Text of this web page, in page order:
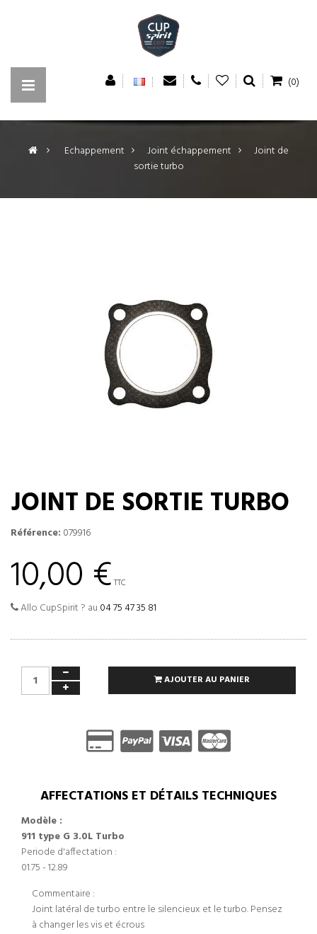
(0)
> Echappement > Joint échappement >
Joint de
sortie turbo
JOINT DE SORTIE TURBO
Référence: 079916
10,00 € TTC
Allo CupSpirit ? au 04 75 47 35 81
AJOUTER AU PANIER
AFFECTATIONS ET DÉTAILS TECHNIQUES
Modèle :
911 type G 3.0L Turbo
Periode d'affectation :
01.75 - 12.89
Commentaire :
Joint latéral de turbo entre le silencieux et le turbo. Pensez
à changer les vis et écrous